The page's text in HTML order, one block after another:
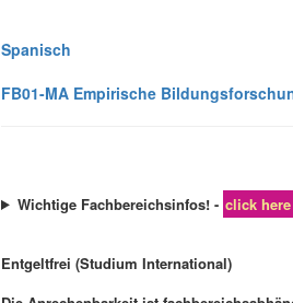
Spanisch
FB01-MA Empirische
Wichtige Fachbereichsinfos! - click here
Entgeltfrei (Studium International)